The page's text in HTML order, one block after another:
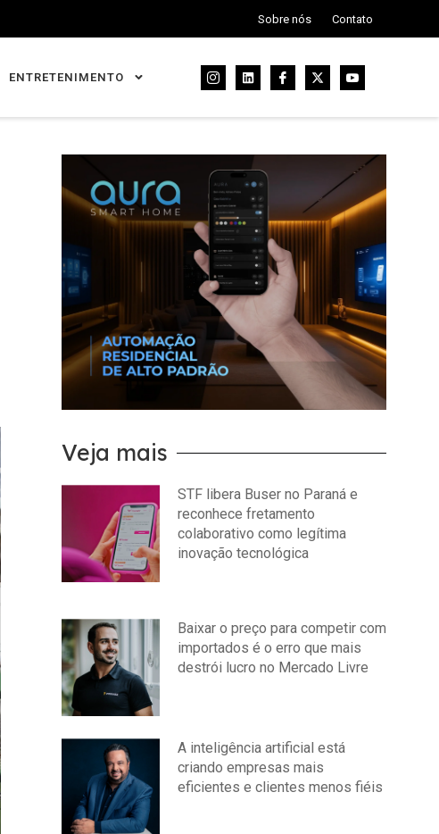
Sobre nós Contato
ENTRETENIMENTO
Veja mais
STF libera Buser no Paraná e
reconhece fretamento
colaborativo como legítima
inovação tecnológica
Baixar o preço para competir com
importados é o erro que mais
destrói lucro no Mercado Livre
A inteligência artificial está
criando empresas mais
eficientes e clientes menos fiéis